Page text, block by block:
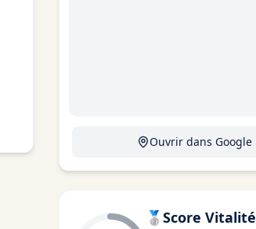
Ouvrir dans Google
🥈 Score Vitalité